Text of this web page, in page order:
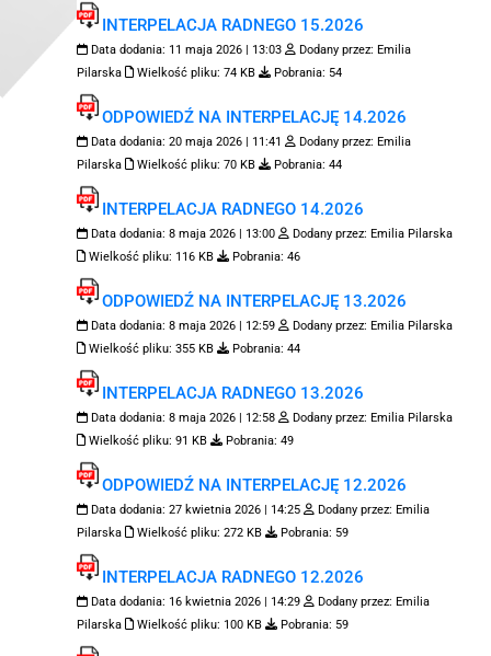
INTERPELACJA RADNEGO 15.2026
Data dodania: 11 maja 2026 | 13:03 Dodany przez: Emilia
Pilarska
Wielkość pliku: 74 KB Pobrania: 54
ODPOWIEDŹ NA INTERPELACJĘ 14.2026
Data dodania: 20 maja 2026 | 11:41 Dodany przez: Emilia
Pilarska
Wielkość pliku: 70 KB Pobrania: 44
INTERPELACJA RADNEGO 14.2026
Data dodania: 8 maja 2026 | 13:00 Dodany przez: Emilia Pilarska
Wielkość pliku: 116 KB Pobrania: 46
ODPOWIEDŹ NA INTERPELACJĘ 13.2026
Data dodania: 8 maja 2026 | 12:59 Dodany przez: Emilia Pilarska
Wielkość pliku: 355 KB Pobrania: 44
INTERPELACJA RADNEGO 13.2026
Data dodania: 8 maja 2026 | 12:58 Dodany przez: Emilia Pilarska
Wielkość pliku: 91 KB Pobrania: 49
ODPOWIEDŹ NA INTERPELACJĘ 12.2026
Data dodania: 27 kwietnia 2026 | 14:25 Dodany przez: Emilia
Pilarska
Wielkość pliku: 272 KB Pobrania: 59
INTERPELACJA RADNEGO 12.2026
Data dodania: 16 kwietnia 2026 | 14:29 Dodany przez: Emilia
Pilarska
Wielkość pliku: 100 KB Pobrania: 59